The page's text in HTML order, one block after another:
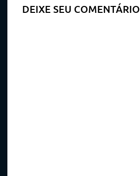
DEIXE SEU COMENTÁRIO